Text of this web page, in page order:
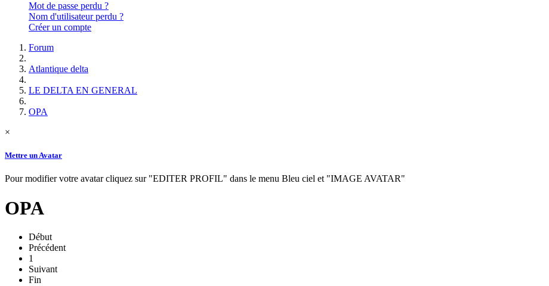
Mot de passe perdu ?
Nom d'utilisateur perdu ?
Créer un compte
Forum
Atlantique delta
LE DELTA EN GENERAL
OPA
×
Mettre un Avatar
Pour modifier votre avatar cliquez sur "EDITER PROFIL" dans le menu Bleu ciel et "IMAGE AVATAR"
OPA
Début
Précédent
1
Suivant
Fin